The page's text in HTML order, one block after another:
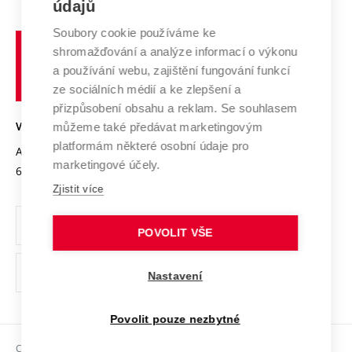
Systém zajišťování kvality výzkumu
Výzkumné infrastruktury
Transfer znalostí
Open Science
Projekty
Projekty ze strukturálních fondů
Specifický výzkum
Zahraniční spolupráce
Spolupráce se školami
Služby univerzity
Mezinárodní dohody
Univerzitní sítě
Profil univerzity
Udržitelná univerzita
Podnikavá univerzita / ContriBUTe
Bezpečná univerzita
Vyznamenání
Organizační struktura
Ochrana osobních údajů
odkaz)
učení
technické
VYSOKÉ UČENÍ TECHNICKÉ V BRNĚ
Antonínská 548/1
602 00 Brno
www.vut.cz
vut@vutbr.cz
Copyright © 2026 VUT
údajů
Soubory cookie používáme ke
shromažďování a analýze informací o výkonu
a používání webu, zajištění fungování funkcí
ze sociálních médií a ke zlepšení a
přizpůsobení obsahu a reklam. Se souhlasem
můžeme také předávat marketingovým
platformám některé osobní údaje pro
marketingové účely.
Zjistit více
POVOLIT VŠE
Nastavení
Povolit pouze nezbytné